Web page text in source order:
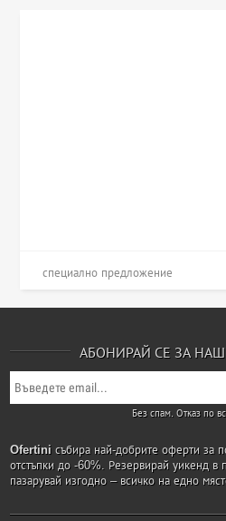
специално предложение
АБОНИРАЙ СЕ ЗА
Без спам. Отказ по
Ofertini събира най-добрите оферти за
отстъпки до -60%. Резервирай уикенд в
пазарувай изгодно – всичко на едно